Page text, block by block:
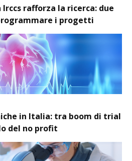
rafforza la ricerca: due
i progetti
in Italia: tra boom di trial
del no profit